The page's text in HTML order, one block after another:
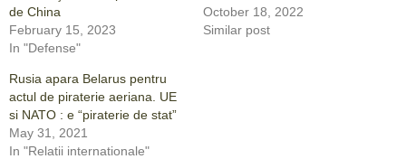
de China
February 15, 2023
In "Defense"
October 18, 2022
Similar post
Rusia apara Belarus pentru
actul de piraterie aeriana. UE
si NATO : e “piraterie de stat”
May 31, 2021
In "Relatii internationale"